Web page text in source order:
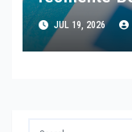
JUL 19, 2026